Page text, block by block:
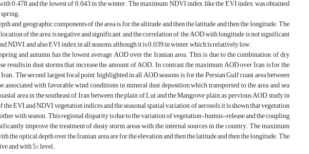
0.478 and the lowest of 0.043 in the winter. The maximum NDVI index, like the EVI index, was obtained
and geographic components of the area is for the altitude and then the latitude and then the longitude. The
of the area is negative and significant, and the correlation of the AOD with longitude is not significant
NDVI, and also EVI index in all seasons, although it is 0.039 in winter, which is relatively low.
and autumn has the lowest average AOD over the Iranian area. This is due to the combination of dry
results in dust storms that increase the amount of AOD. In contrast, the maximum AOD over Iran is for the
The second largest focal point, highlighted in all AOD seasons, is for the Persian Gulf coast area between
associated with favorable wind conditions in mineral dust deposition which transported to the area and sea
area in the southeast of Iran, between the plain of Lut and the Mangrove plain, as pervious AOD study in
EVI and NDVI vegetation indices and the seasonal spatial variation of aerosols, it is shown that vegetation
with season. This regional disparity is due to the variation of vegetation-humus-release and the coupling
improve the treatment of dusty storm areas with the internal sources in the country. The maximum
the optical depth over the Iranian area are for the elevation and then the latitude and then the longitude. The
and with 5% level.